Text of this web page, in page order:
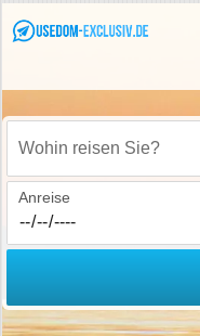
Wohin reisen Sie?
Anreise